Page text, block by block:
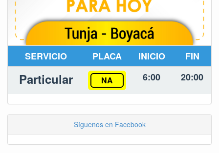
SERVICIO PLACA INICIO FIN
Particular NA 6:00 20:00
Síguenos en Facebook